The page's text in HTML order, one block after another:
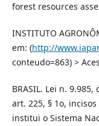
forest resources
INSTITUTO
em: (http://
conteudo=863) >
BRASIL. Lei n.
art. 225, § 1o,
institui o Sistema